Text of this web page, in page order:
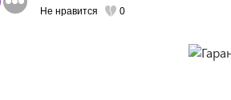
Не нравится
0